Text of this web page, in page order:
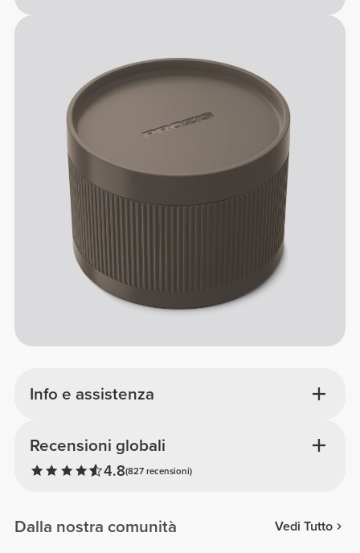
Info e assistenza
Recensioni globali
4.8(827 recensioni)
Dalla nostra comunità Vedi Tutto